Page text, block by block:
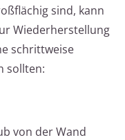
sind, kann
Wiederherstellung
schrittweise
sollten:
von der Wand